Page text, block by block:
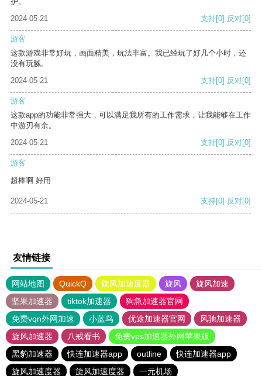
2024-05-21
支持[0] 反对[0]
游客
这款游戏非常好玩，画面精美，玩法丰富。我已经玩了好几个小时，还
没有玩腻。
2024-05-21
支持[0] 反对[0]
游客
这款app的功能非常强大，可以满足我所有的工作需求，让我能够在工作
中游刃有余。
2024-05-21
支持[0] 反对[0]
游客
超棒啊 好用
2024-05-21 支持[0] 反对[0]
友情链接
网站地图 QuickQ 旋风加速度器 旋风
旋风加速
坚果加速器
tiktok加速器
狗急加速器官网
免费vqn外网加速
小蓝鸟 优途加速器官网
风驰加速器
旋风加速器
八戒看书
免费vps加速器外网苹果版
黑豹加速器
快连加速器app outline
快连加速器app
旋风加速度器
旋风加速度器 一元机场